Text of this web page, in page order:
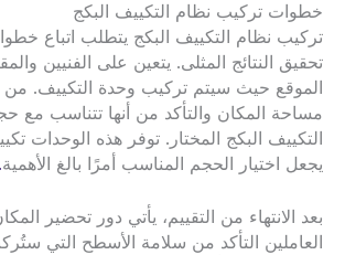
خطوات تركيب نظام التكييف البكج
تركيب نظام التكييف البكج يتطلب اتباع
تحقيق النتائج المثلى. يتعين على الفنيين
الموقع حيث سيتم تركيب وحدة التكييف. من
مساحة المكان والتأكد من أنها تتناسب مع
التكييف البكج المختار. توفر هذه الوحدات
يجعل اختيار الحجم المناسب أمرًا بالغ الأهمية.
بعد الانتهاء من التقييم، يأتي دور تحضير
العاملين التأكد من سلامة الأسطح التي